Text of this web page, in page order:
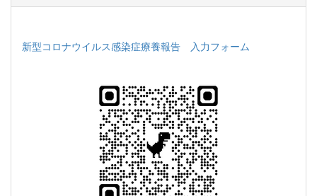
新型コロナウイルス感染症療養報告 入力フォーム